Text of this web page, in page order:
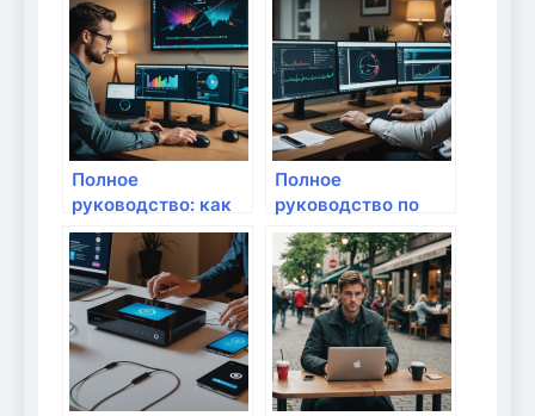
Полное
руководство: как
эффективно
защитить личные
данные в
домашней сети
Полное
руководство по
настройке
брандмауэра для
защиты домашних
устройств: шаг за
шагом